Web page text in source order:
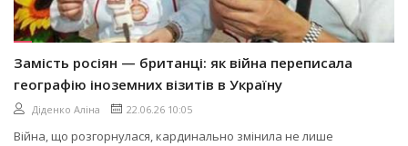
Замість росіян — британці: як війна переписала
географію іноземних візитів в Україну
Діденко Аліна 22.06.26 10:05
Війна, що розгорнулася, кардинально змінила не лише